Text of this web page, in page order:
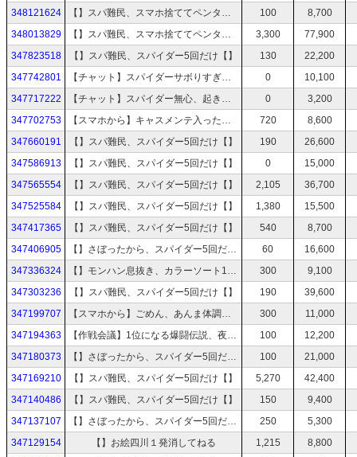
348121624
【】スパ難民、スマホ捨ててペンタブでやる5回【】 100
8,700
348013829
【】スパ難民、スマホ捨ててペンタブでやる5回【】 3,300
77,900
347823518
【】スパ難民、スパイダー5回だけ【】 130
22,200
347742801
【チャット】スパイダーサボりすぎたから5回だけ 0
10,100
347717222
【チャット】スパイダー無心、起きるの早いのに寝そうだから5回だけ付き合って 0
3,200
347702753
【スマホから】キャスメンテ入ったから10分だけ雑談させて 720
8,600
347660191
【】スパ難民、スパイダー5回だけ【】 190
26,600
347586913
【】スパ難民、スパイダー5回だけ【】 0
15,000
347565554
【】スパ難民、スパイダー5回だけ【】 2,105
36,700
347525584
【】スパ難民、スパイダー5回だけ【】 1,380
15,500
347417365
【】スパ難民、スパイダー5回だけ【】 540
8,700
347406905
【】さぼったから、スパイダー5回だけ【】 60
16,600
347336324
【】モンハン息抜き、カラーソート15分だけ 300
9,100
347303236
【】スパ難民、スパイダー5回だけ【】 190
39,600
347199707
【スマホから】ごめん、あんま体調良くなさそうで1枠だけ 300
11,000
347194363
【作戦会議】1位になる爆闘伝説、夜露死苦【1時間目】 100
12,200
347180373
【】さぼったから、スパイダー5回だけ【】 100
21,000
347169210
【】スパ難民、スパイダー5回だけ【】 5,270
42,400
347140486
【】スパ難民、スパイダー5回だけ【】 150
9,400
347137107
【】さぼったから、スパイダー5回だけ【】 250
5,300
347129154
【】お絵四川１発消してねる 1,215
8,800